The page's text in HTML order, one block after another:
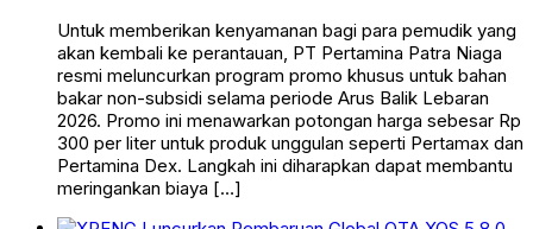
Untuk memberikan kenyamanan bagi para pemudik yang
akan kembali ke perantauan, PT Pertamina Patra Niaga
resmi meluncurkan program promo khusus untuk bahan
bakar non-subsidi selama periode Arus Balik Lebaran
2026. Promo ini menawarkan potongan harga sebesar Rp
300 per liter untuk produk unggulan seperti Pertamax dan
Pertamina Dex. Langkah ini diharapkan dapat membantu
meringankan biaya […]